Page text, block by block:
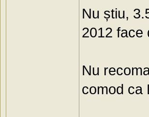
Nu știu,
2012 face
Nu
comod ca